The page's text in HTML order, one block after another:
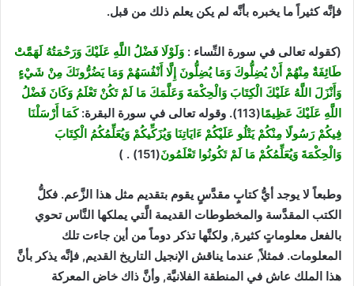
فإنَّه كثيراً ما يخبره بأنَّه لم يكن يعلم ذلك من قبل.
(كقوله تعالى في سورة النِّساء : وَلَوْلَا فَضْلُ اللَّهِ عَلَيْكَ وَرَحْمَتُهُ لَهَمَّتْ
طَائِفَةٌ مِنْهُمْ أَنْ يُضِلُّوكَ وَمَا يُضِلُّونَ إِلَّا أَنْفُسَهُمْ وَمَا يَضُرُّونَكَ مِنْ شَيْءٍ
وَأَنْزَلَ اللَّهُ عَلَيْكَ الْكِتَابَ وَالْحِكْمَةَ وَعَلَّمَكَ مَا لَمْ تَكُنْ تَعْلَمُ وَكَانَ فَضْلُ
اللَّهِ عَلَيْكَ عَظِيمًا(113). وقوله تعالى في سورة البقرة:
كَمَا أَرْسَلْنَا
فِيكُمْ رَسُولًا مِنْكُمْ يَتْلُو عَلَيْكُمْ ءَايَاتِنَا وَيُزَكِّيكُمْ وَيُعَلِّمُكُمُ الْكِتَابَ
وَالْحِكْمَةَ وَيُعَلِّمُكُمْ مَا لَمْ تَكُونُوا تَعْلَمُونَ(151) . )
وطبعاً لا يوجد أيُّ كتابٍ مقدَّسٍ يقوم بتقديم مثل هذا الزَّعم. فكلُّ
الكتب المقدَّسة والمخطوطات القديمة الَّتي يملكها النَّاس تحوي
بالفعل معلوماتٍ كثيرة, ولكنَّها تذكر دوماً من أين جاءت تلك
المعلومات. فمثلاً, عندما يناقش الإنجيل التاريخ القديم, فإنَّه يذكر بأنَّ
هذا الملك عاش في المنطقة الفلانيَّة, وأنَّ ذاك خاض المعركة